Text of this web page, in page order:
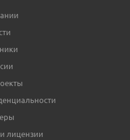
лицензии